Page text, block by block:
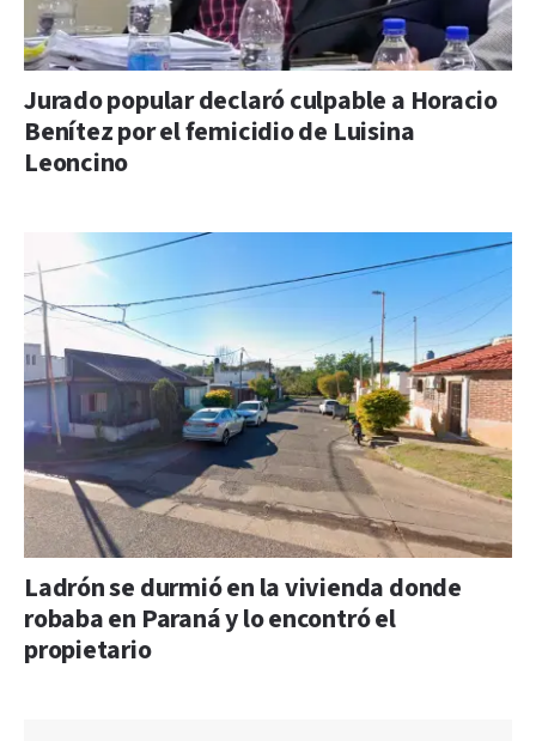
Jurado popular declaró culpable a Horacio
Benítez por el femicidio de Luisina
Leoncino
Ladrón se durmió en la vivienda donde
robaba en Paraná y lo encontró el
propietario